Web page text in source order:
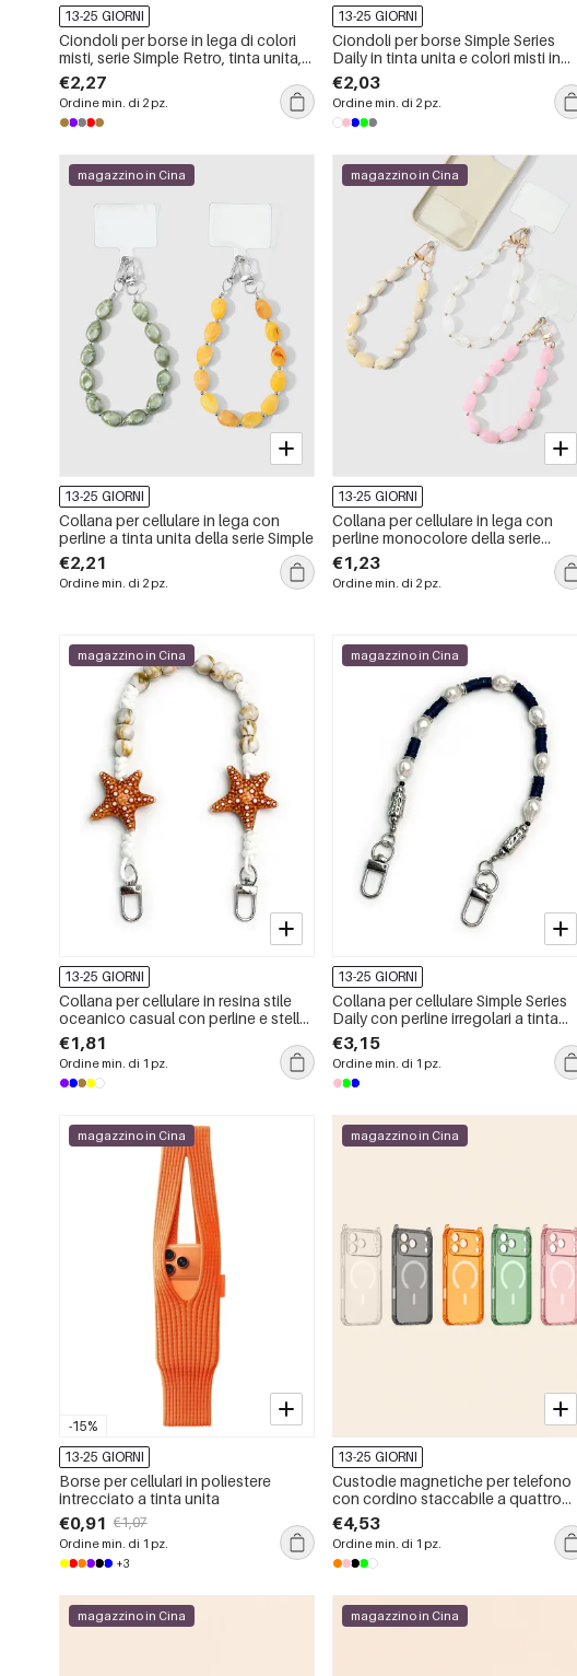
13-25 GIORNI
Ciondoli per borse in lega di colori
misti, serie Simple Retro, tinta unita,
con stampa leopardata e quadri.
€2,27
Ordine min. di 2 pz.
13-25 GIORNI
Ciondoli per borse Simple Series
Daily in tinta unita e colori misti in
lega
€2,03
Ordine min. di 2 pz.
magazzino in Cina
13-25 GIORNI
Collana per cellulare in lega con
perline a tinta unita della serie Simple
€2,21
Ordine min. di 2 pz.
magazzino in Cina
13-25 GIORNI
Collana per cellulare in lega con
perline monocolore della serie
Simple.
€1,23
Ordine min. di 2 pz.
magazzino in Cina
13-25 GIORNI
Collana per cellulare in resina stile
oceanico casual con perline e stella
marina, colore sfumato, serie etnica.
€1,81
Ordine min. di 1 pz.
magazzino in Cina
13-25 GIORNI
Collana per cellulare Simple Series
Daily con perline irregolari a tinta
unita in resina
€3,15
Ordine min. di 1 pz.
-15%
magazzino in Cina
13-25 GIORNI
Borse per cellulari in poliestere
intrecciato a tinta unita
€0,91 €1,07
Ordine min. di 1 pz.
+3
magazzino in Cina
13-25 GIORNI
Custodie magnetiche per telefono
con cordino staccabile a quattro
angoli
€4,53
Ordine min. di 1 pz.
magazzino in Cina magazzino in Cina